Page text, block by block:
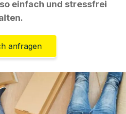
einfach und stressfrei
anfragen